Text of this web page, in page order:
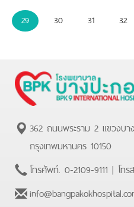
29
30 31 32
362 ถนนพระราม 2 แขวงบ
กรุงเทพมหานคร 10150
โทรศัพท์. 0-2109-9111 | โทร